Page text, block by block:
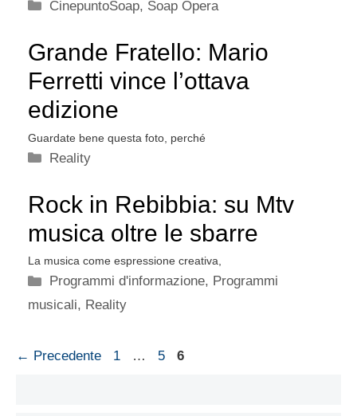
Categorie
CinepuntoSoap, Soap Opera
Grande Fratello: Mario
Ferretti vince l’ottava
edizione
Guardate bene questa foto, perché
Categorie
Reality
Rock in Rebibbia: su Mtv
musica oltre le sbarre
La musica come espressione creativa,
Categorie
Programmi d'informazione, Programmi
musicali, Reality
← Precedente Pagina
1 … Pagina
5 Pagina
6